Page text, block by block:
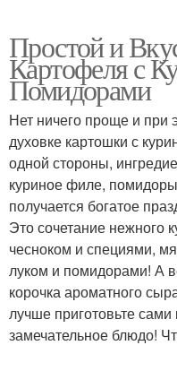
Целая курица
Запеканка с курицей
Курица к пергаменту
Простой и
Картофеля с
Помидорами
Нет ничего проще и при
духовке картошки с
одной стороны,
куриное филе,
получается богатое
Это сочетание нежного
чесноком и специями,
луком и помидорами! А
корочка ароматного
лучше приготовьте сами
замечательное блюдо!